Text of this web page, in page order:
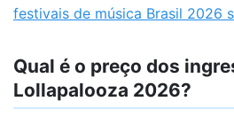
festivais de música Brasil 2026
Qual é o preço dos
Lollapalooza 2026?